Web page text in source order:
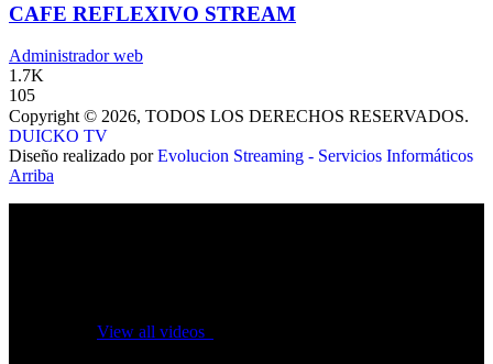
CAFE REFLEXIVO STREAM
Administrador web
1.7K
105
Copyright © 2026, TODOS LOS DERECHOS RESERVADOS.
DUICKO TV
Diseño realizado porEvolucion Streaming - Servicios Informáticos
Arriba
View all videos